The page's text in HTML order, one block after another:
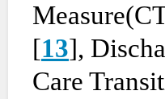
[13],
Care